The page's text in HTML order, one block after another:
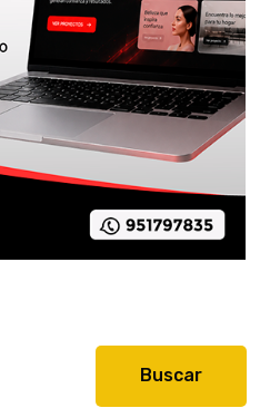
Buscar